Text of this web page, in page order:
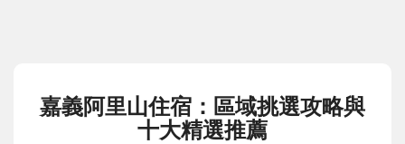
嘉義阿里山住宿：區域挑選攻略與
十大精選推薦